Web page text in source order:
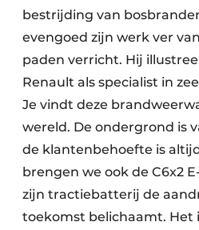
bestrijding van
evengoed zijn werk ver
paden verricht. Hij
Renault als specialist in
Je vindt deze
wereld. De ondergrond is
de klantenbehoefte is
brengen we ook de C6x2
zijn tractiebatterij de
toekomst belichaamt. Het